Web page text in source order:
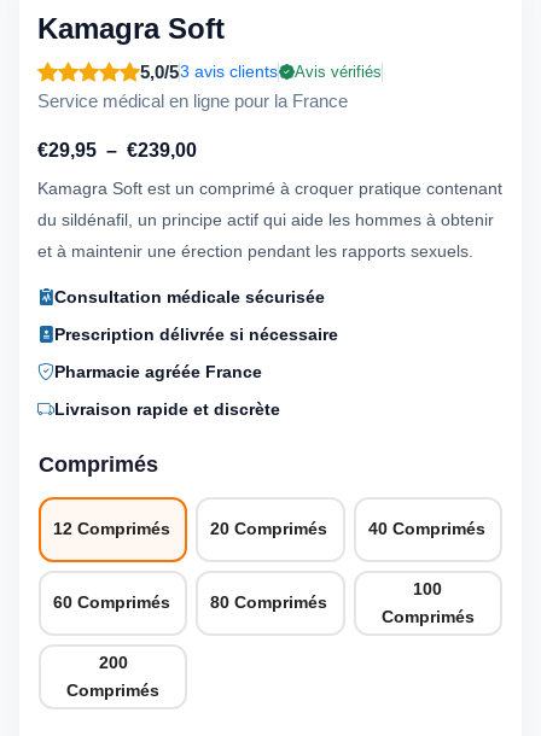
Kamagra Soft
5,0/53 avis clients Avis vérifiés
Service médical en ligne pour la France
€29,95 – €239,00Plage
prix :
€29,95
€239,00
Kamagra Soft est un comprimé à croquer pratique contenant
du sildénafil, un principe actif qui aide les hommes à obtenir
et à maintenir une érection pendant les rapports sexuels.
Consultation médicale sécurisée
Prescription délivrée si nécessaire
Pharmacie agréée France
Livraison rapide et discrète
Comprimés
12 Comprimés 20 Comprimés 40 Comprimés
60 Comprimés 80 Comprimés
100
Comprimés
200
Comprimés